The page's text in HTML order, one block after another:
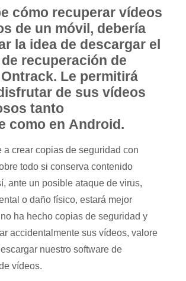
cómo recuperar vídeos
de un móvil, debería
la idea de descargar el
recuperación de
Le permitirá
de sus vídeos
tanto
como en Android.
a crear copias de seguridad con
todo si conserva contenido
ante un posible ataque de virus,
o daño físico, estará mejor
ha hecho copias de seguridad y
accidentalmente sus vídeos, valore
nuestro software de
vídeos.